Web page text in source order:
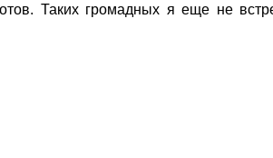
Таких громадных я еще не